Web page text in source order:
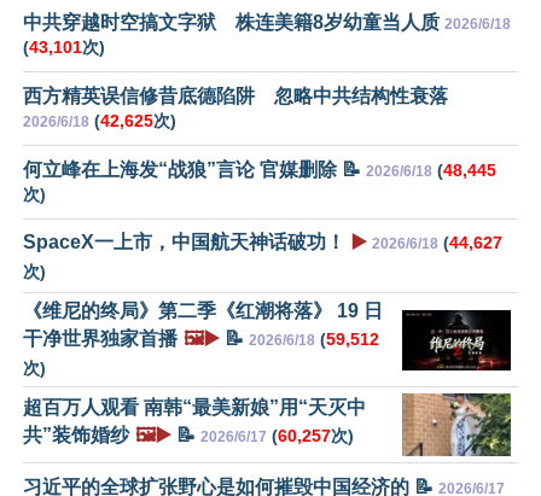
中共穿越时空搞文字狱 株连美籍8岁幼童当人质 2026/6/18
(43,101次)
西方精英误信修昔底德陷阱 忽略中共结构性衰落
2026/6/18 (42,625次)
何立峰在上海发“战狼”言论 官媒删除 📝 2026/6/18 (48,445
次)
SpaceX一上市，中国航天神话破功！ ▶️ 2026/6/18 (44,627
次)
《维尼的终局》第二季《红潮将落》 19 日
干净世界独家首播 🖼️▶️ 📝 2026/6/18 (59,512
次)
超百万人观看 南韩“最美新娘”用“天灭中
共”装饰婚纱 🖼️▶️ 📝 2026/6/17 (60,257次)
习近平的全球扩张野心是如何摧毁中国经济的 📝 2026/6/17